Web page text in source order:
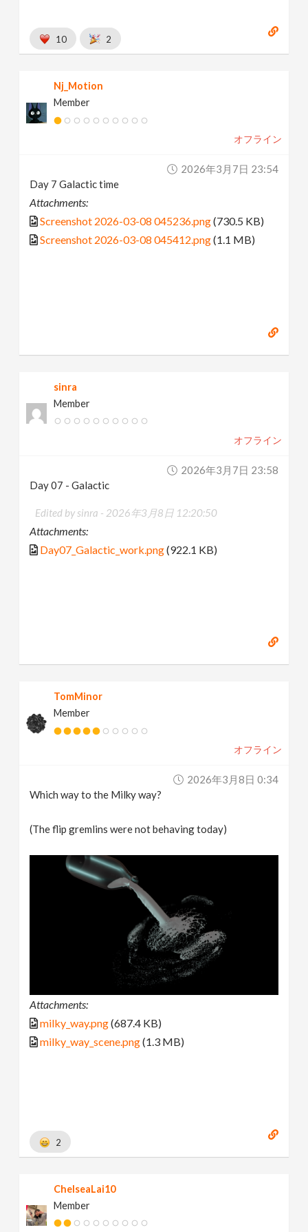
10 2
Nj_Motion
Member
オフライン
2026年3月7日 23:54
Day 7 Galactic time
Attachments:
Screenshot 2026-03-08 045236.png(730.5 KB)
Screenshot 2026-03-08 045412.png(1.1 MB)
sinra
Member
オフライン
2026年3月7日 23:58
Day 07 - Galactic
Edited by sinra - 2026年3月8日 12:20:50
Attachments:
Day07_Galactic_work.png(922.1 KB)
TomMinor
Member
オフライン
2026年3月8日 0:34
Which way to the Milky way?
(The flip gremlins were not behaving today)
Attachments:
milky_way.png(687.4 KB)
milky_way_scene.png(1.3 MB)
2
ChelseaLai10
Member